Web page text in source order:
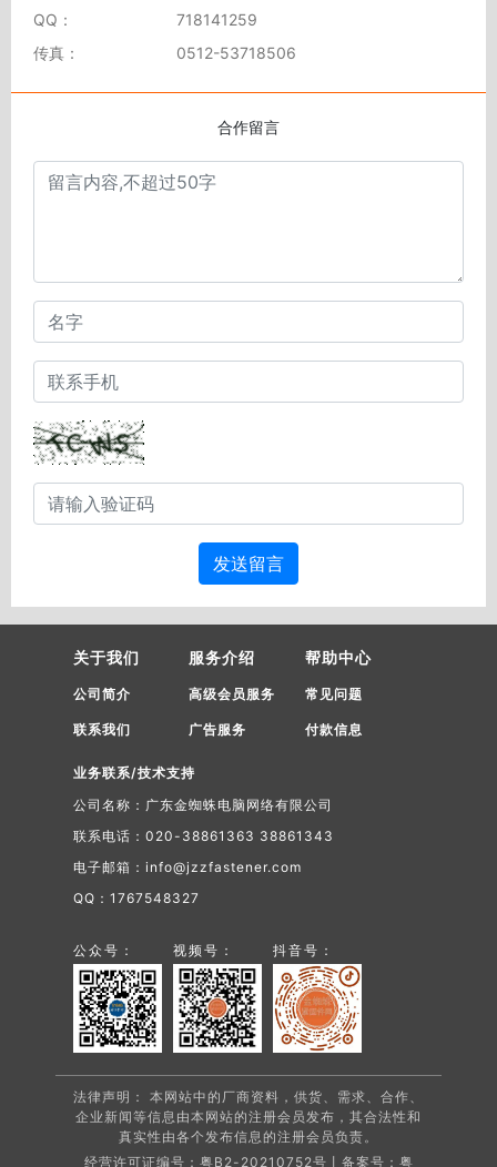
QQ：
718141259
传真：
0512-53718506
合作留言
发送留言
关于我们
公司简介
联系我们
服务介绍
高级会员服务
广告服务
帮助中心
常见问题
付款信息
业务联系/技术支持
公司名称：广东金蜘蛛电脑网络有限公司
联系电话：020-38861363 38861343
电子邮箱：info@jzzfastener.com
QQ：1767548327
公众号： 视频号： 抖音号：
法律声明： 本网站中的厂商资料，供货、需求、合作、
企业新闻等信息由本网站的注册会员发布，其合法性和
真实性由各个发布信息的注册会员负责。
经营许可证编号：粤B2-20210752号丨备案号： 粤